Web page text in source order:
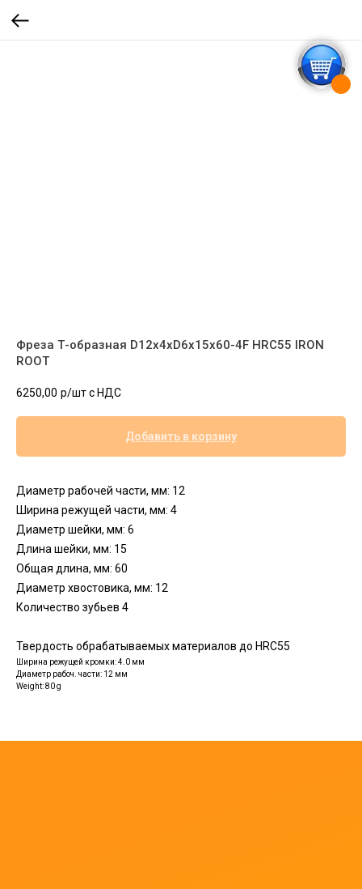
Фреза Т-образная D12x4xD6x15x60-4F HRC55 IRON
ROOT
6250,00 р/шт c НДС
Добавить в корзину
Диаметр рабочей части, мм: 12
Ширина режущей части, мм: 4
Диаметр шейки, мм: 6
Длина шейки, мм: 15
Общая длина, мм: 60
Диаметр хвостовика, мм: 12
Количество зубьев 4
Твердость обрабатываемых материалов до HRC55
Ширина режущей кромки: 4.0 мм
Диаметр рабоч. части: 12 мм
Weight: 80 g